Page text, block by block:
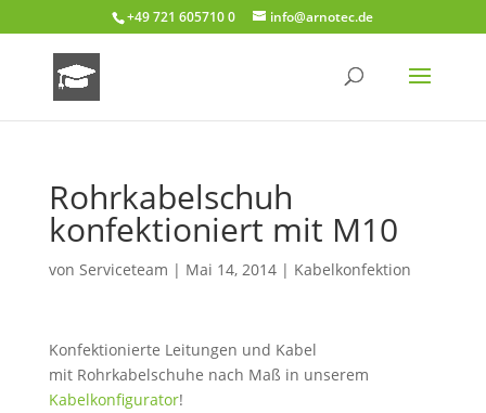
+49 721 605710 0 info@arnotec.de
Rohrkabelschuh
konfektioniert mit M10
von Serviceteam | Mai 14, 2014| Kabelkonfektion
Konfektionierte Leitungen und Kabel
mit Rohrkabelschuhe nach Maß in unserem
Kabelkonfigurator!